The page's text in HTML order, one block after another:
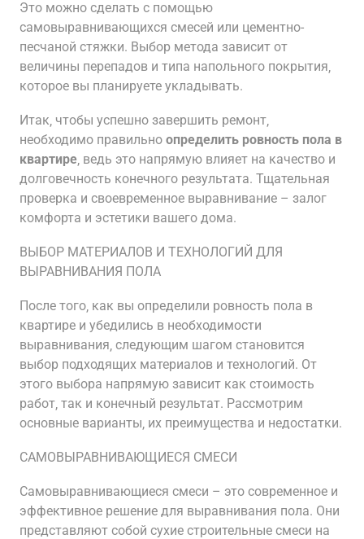
Это можно сделать с помощью
самовыравнивающихся смесей или цементно-
песчаной стяжки. Выбор метода зависит от
величины перепадов и типа напольного покрытия‚
которое вы планируете укладывать.
Итак‚ чтобы успешно завершить ремонт‚
необходимо правильно определить ровность пола в
квартире‚ ведь это напрямую влияет на качество и
долговечность конечного результата. Тщательная
проверка и своевременное выравнивание – залог
комфорта и эстетики вашего дома.
ВЫБОР МАТЕРИАЛОВ И ТЕХНОЛОГИЙ ДЛЯ
ВЫРАВНИВАНИЯ ПОЛА
После того‚ как вы определили ровность пола в
квартире и убедились в необходимости
выравнивания‚ следующим шагом становится
выбор подходящих материалов и технологий. От
этого выбора напрямую зависит как стоимость
работ‚ так и конечный результат. Рассмотрим
основные варианты‚ их преимущества и недостатки.
САМОВЫРАВНИВАЮЩИЕСЯ СМЕСИ
Самовыравнивающиеся смеси – это современное и
эффективное решение для выравнивания пола. Они
представляют собой сухие строительные смеси на